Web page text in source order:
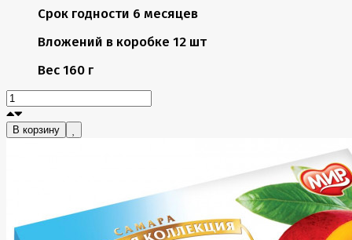
Срок годности 6 месяцев
Вложений в коробке 12 шт
Вес 160 г
В корзину